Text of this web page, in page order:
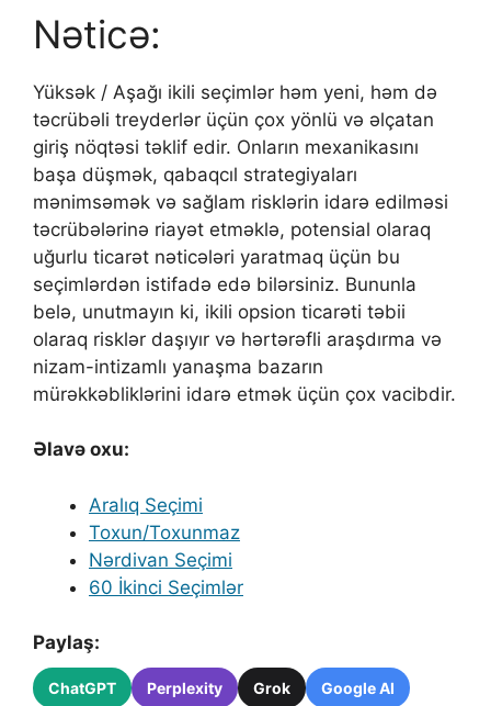
Nəticə:
Yüksək / Aşağı ikili seçimlər həm yeni, həm də
təcrübəli treyderlər üçün çox yönlü və əlçatan
giriş nöqtəsi təklif edir. Onların mexanikasını
başa düşmək, qabaqcıl strategiyaları
mənimsəmək və sağlam risklərin idarə edilməsi
təcrübələrinə riayət etməklə, potensial olaraq
uğurlu ticarət nəticələri yaratmaq üçün bu
seçimlərdən istifadə edə bilərsiniz. Bununla
belə, unutmayın ki, ikili opsion ticarəti təbii
olaraq risklər daşıyır və hərtərəfli araşdırma və
nizam-intizamlı yanaşma bazarın
mürəkkəbliklərini idarə etmək üçün çox vacibdir.
Əlavə oxu:
Aralıq Seçimi
Toxun/Toxunmaz
Nərdivan Seçimi
60 İkinci Seçimlər
Paylaş:
ChatGPT Perplexity Grok Google AI